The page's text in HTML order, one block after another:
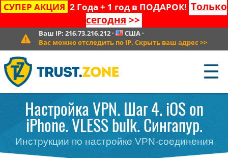
СУПЕР АКЦИЯ 2 Года + 1 год в ПОДАРОК! Только
сегодня >>
Ваш IP: 216.73.216.212· США·
Вас можно отследить по IP. Скрыть ваш адрес >>
☰
Настройка VPN. Шаг 4. iOS on
iPhone. VLESS bulk. Сингапур.
Инструкции по настройке VPN-соединения